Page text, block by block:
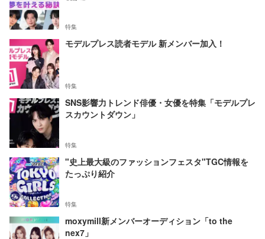
特集
モデルプレス読者モデル 新メンバー加入！
特集
SNS影響力トレンド俳優・女優を特集「モデルプレ
スカウントダウン」
特集
"史上最大級のファッションフェスタ"TGC情報を
たっぷり紹介
特集
moxymill新メンバーオーディション「to the
nex7」